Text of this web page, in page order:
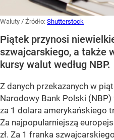
Waluty / Źródło: Shutterstock
Piątek przynosi
szwajcarskiego, a także
kursy walut według NBP.
Z danych przekazanych w
Narodowy Bank Polski
za 1 dolara amerykańskiego
Za najpopularniejszą
zł. Za 1 franka